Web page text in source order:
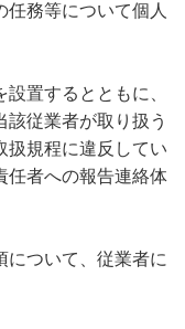
務等について個人
置するとともに、
従業者が取り扱う
扱規程に違反してい
任者への報告連絡体
について、従業者に